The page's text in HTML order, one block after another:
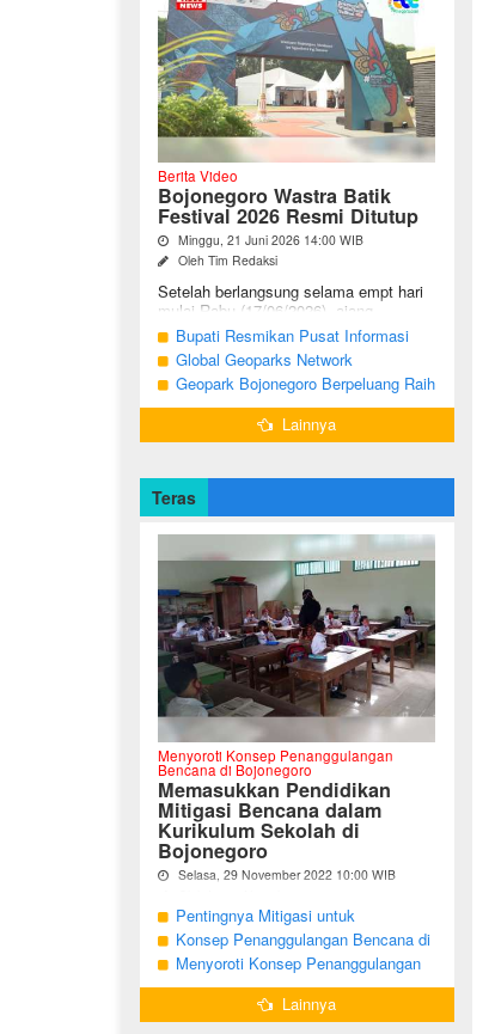
Berita Video
Bojonegoro Wastra Batik
Festival 2026 Resmi Ditutup
Minggu, 21 Juni 2026 14:00 WIB
Oleh Tim Redaksi
Setelah berlangsung selama empt hari
mulai Rabu (17/06/2026), ajang
Bojonegoro Wastra Batik Festival
(BWBF) 2026 resmi ditutup oleh Ketua
Dekranasda ...
Bupati Resmikan Pusat Informasi
Geologi Geopark Bojonegoro
Global Geoparks Network
Association Kunjungi Sejumlah
Geosite di Bojonegoro
Geopark Bojonegoro Berpeluang Raih
UNESCO Global Geopark
Lainnya
Teras
Menyoroti Konsep Penanggulangan
Bencana di Bojonegoro
Memasukkan Pendidikan
Mitigasi Bencana dalam
Kurikulum Sekolah di
Bojonegoro
Selasa, 29 November 2022 10:00 WIB
"Berdasarkan Undang-undang Nomor 24
Tahun 2007, tentang Penanggulangan
Bencana, Pemerintah dan Pemerintah
Daerah menjadi penanggung jawab
dalam penyelenggaraan
penanggulangan bencana. ...
Pentingnya Mitigasi untuk
Mengurangi Risiko Bencana di
Bojonegoro
Konsep Penanggulangan Bencana di
Bojonegoro Masih Mengutamakan
Tanggap Darurat
Menyoroti Konsep Penanggulangan
Bencana di Kabupaten Bojonegoro
Lainnya